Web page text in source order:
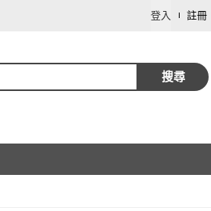
登入 註冊
搜尋